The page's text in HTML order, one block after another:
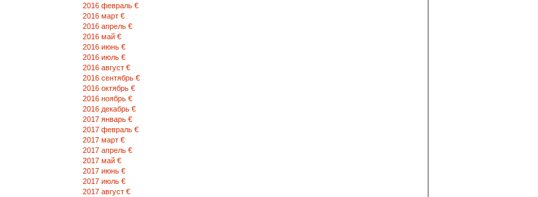
2016 февраль €
2016 март €
2016 апрель €
2016 май €
2016 июнь €
2016 июль €
2016 август €
2016 сентябрь €
2016 октябрь €
2016 ноябрь €
2016 декабрь €
2017 январь €
2017 февраль €
2017 март €
2017 апрель €
2017 май €
2017 июнь €
2017 июль €
2017 август €